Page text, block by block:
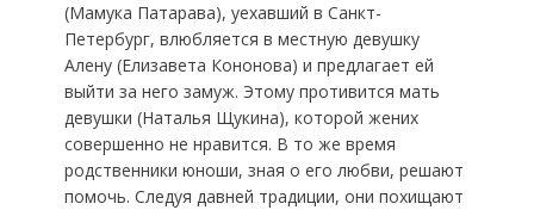
(Мамука Патарава), уехавший в Санкт-
Петербург, влюбляется в местную девушку
Алену (Елизавета Кононова) и предлагает ей
выйти за него замуж. Этому противится мать
девушки (Наталья Щукина), которой жених
совершенно не нравится. В то же время
родственники юноши, зная о его любви, решают
помочь. Следуя давней традиции, они похищают